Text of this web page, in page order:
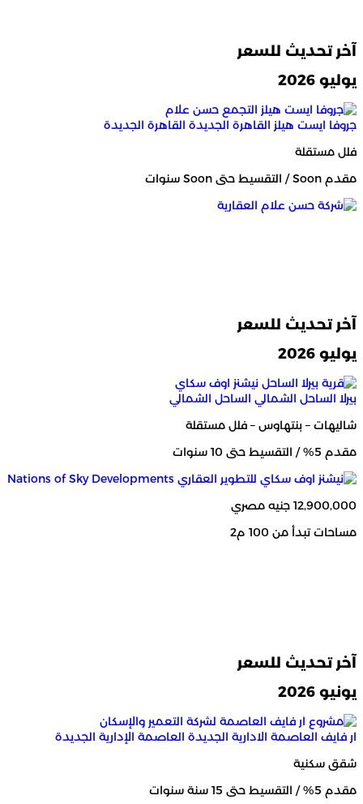
آخر تحديث للسعر
يوليو 2026
جروفا ايست هيلز القاهرة الجديدة القاهرة الجديدة
فلل مستقلة
مقدم Soon / التقسيط حتى Soon سنوات
آخر تحديث للسعر
يوليو 2026
بيرلا الساحل الشمالي الساحل الشمالي
شاليهات – بنتهاوس – فلل مستقلة
مقدم 5% / التقسيط حتى 10 سنوات
12,900,000 جنيه مصري
مساحات تبدأ من 100 م2
آخر تحديث للسعر
يونيو 2026
ار فايف العاصمة الادارية الجديدة العاصمة الإدارية الجديدة
شقق سكنية
مقدم 5% / التقسيط حتى 15 سنة سنوات